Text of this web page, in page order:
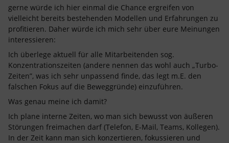
gerne würde ich hier einmal die Chance ergreifen von
vielleicht bereits bestehenden Modellen und Erfahrungen zu
profitieren. Daher würde ich mich sehr über eure Meinungen
interessieren:
Ich überlege aktuell für alle Mitarbeitenden sog.
Konzentrationszeiten (andere nennen das wohl auch „Turbo-
Zeiten”, was ich sehr unpassend finde, das legt m.E. den
falschen Fokus auf die Beweggründe) einzuführen.
Was genau meine ich damit?
Ich plane interne Zeiten, wo man sich bewusst von äußeren
Störungen freimachen darf (Telefon, E-Mail, Teams, Kollegen).
In der Zeit kann man sich konzertieren, fokussieren und